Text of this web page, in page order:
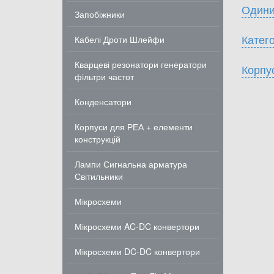
Запобіжники
Кабелі Дроти Шлейфи
Кварцеві резонатори генератори
фільтри частот
Конденсатори
Корпуси для РЕА + елементи
конструкцій
Лампи Сигнальна арматура
Світильники
Мікросхеми
Мікросхеми AC-DC конвертори
Мікросхеми DC-DC конвертори